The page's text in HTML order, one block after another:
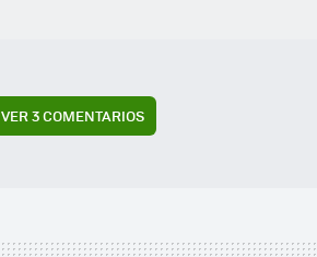
VER3 COMENTARIOS